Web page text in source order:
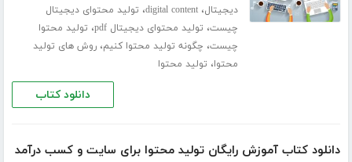
دیجیتال،digital content، تولید محتوای دیجیتال
چیست، تولید محتوای دیجیتال pdf ، تولید محتوا
چیست، چگونه تولید محتوا کنیم،روش های تولید
محتوا، تولید محتوا
دانلود کتاب
دانلود کتاب آموزش رایگان تولید محتوا برای سایت و کسب درآمد